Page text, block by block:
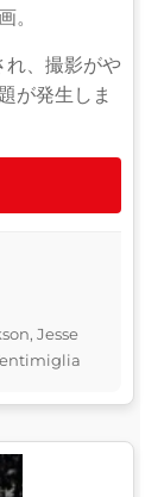
。
れ、撮影がや
が発生しま
Jesse